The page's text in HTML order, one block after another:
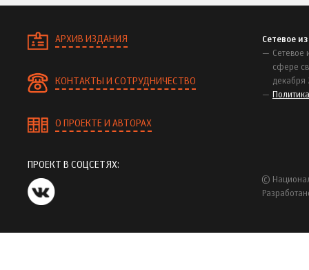
АРХИВ ИЗДАНИЯ
КОНТАКТЫ И СОТРУДНИЧЕСТВО
О ПРОЕКТЕ И АВТОРАХ
Сетевое
Сетевое
сфере
декабря
ПРОЕКТ В СОЦСЕТЯХ:
©